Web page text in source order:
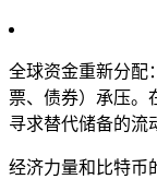
全球资金重新分配
票、债券）承压。
寻求替代储备的流
经济力量和比特币